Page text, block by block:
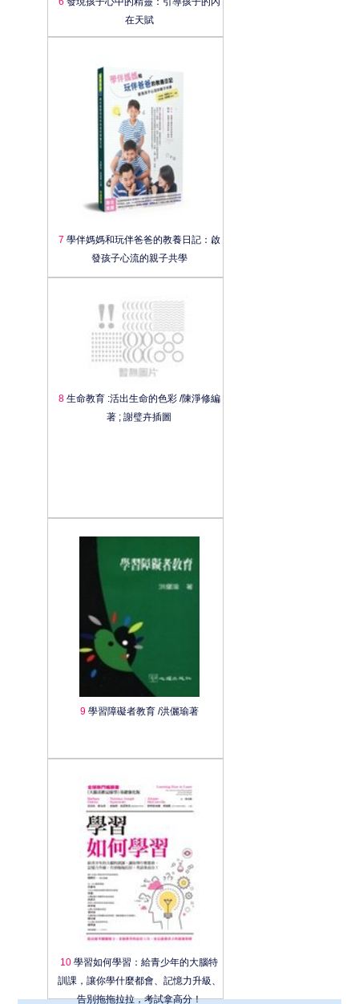
在天賦
7 學伴媽媽和玩伴爸爸的教養日記：啟
發孩子心流的親子共學
8生命教育 :活出生命的色彩 /陳淨修編
著 ; 謝璧卉插圖
9學習障礙者教育 /洪儷瑜著
10 學習如何學習：給青少年的大腦特
訓課，讓你學什麼都會、記憶力升級、
告別拖拖拉拉，考試拿高分！